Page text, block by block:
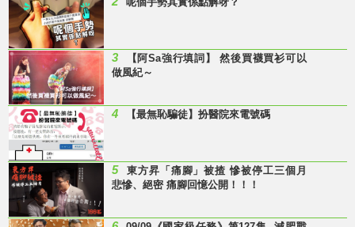
3
【阿Sa強行填詞】 然後買襪買衫可以
做風紀～
4 【最無恥騙徒】扮醫院來電號碼
5
東方昇「痛腳」被揸 慘被停工三個月
悲慘、絕密 痛腳回憶公開！！！